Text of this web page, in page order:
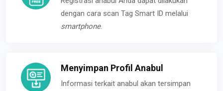
dengan cara scan Tag Smart ID melalui
smartphone.
Menyimpan Profil Anabul
Informasi terkait anabul akan tersimpan